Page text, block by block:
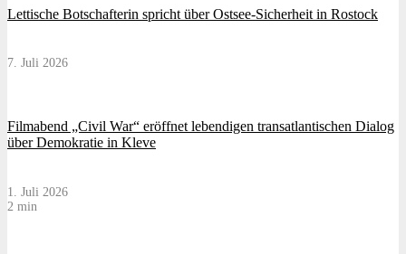
Lettische Botschafterin spricht über Ostsee-Sicherheit in Rostock
7. Juli 2026
Filmabend „Civil War“ eröffnet lebendigen transatlantischen Dialog
über Demokratie in Kleve
1. Juli 2026
2 min